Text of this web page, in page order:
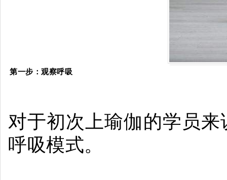
第一步：观察呼吸
对于初次上瑜伽的学员
呼吸模式。